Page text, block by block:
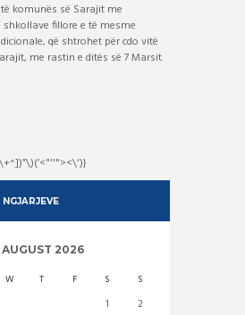
komunës së Sarajit me
fillore e të mesme
që shtrohet për cdo vitë
me rastin e ditës së 7 Marsit
AUGUST 2026
W T F S S
1
2